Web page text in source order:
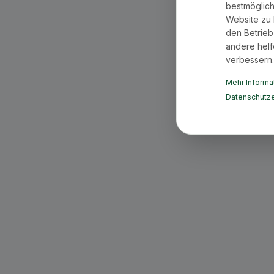
Website zu
den
andere
verbessern.
Mehr